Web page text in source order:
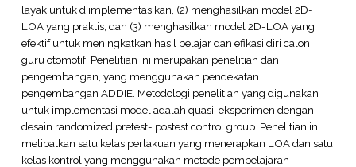
layak untuk diimplementasikan, (2) menghasilkan model 2D-
LOA yang praktis, dan (3) menghasilkan model 2D-LOA yang
efektif untuk meningkatkan hasil belajar dan efikasi diri calon
guru otomotif. Penelitian ini merupakan penelitian dan
pengembangan, yang menggunakan pendekatan
pengembangan ADDIE. Metodologi penelitian yang digunakan
untuk implementasi model adalah quasi-eksperimen dengan
desain randomized pretest- postest control group. Penelitian ini
melibatkan satu kelas perlakuan yang menerapkan LOA dan satu
kelas kontrol yang menggunakan metode pembelajaran